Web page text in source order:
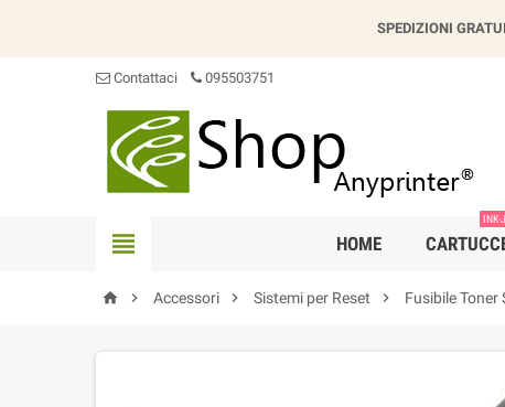
SPEDIZIONI
Contattaci 095503751
 HOME
INK-
  Accessori  Sistemi per Reset  Fusibile Toner